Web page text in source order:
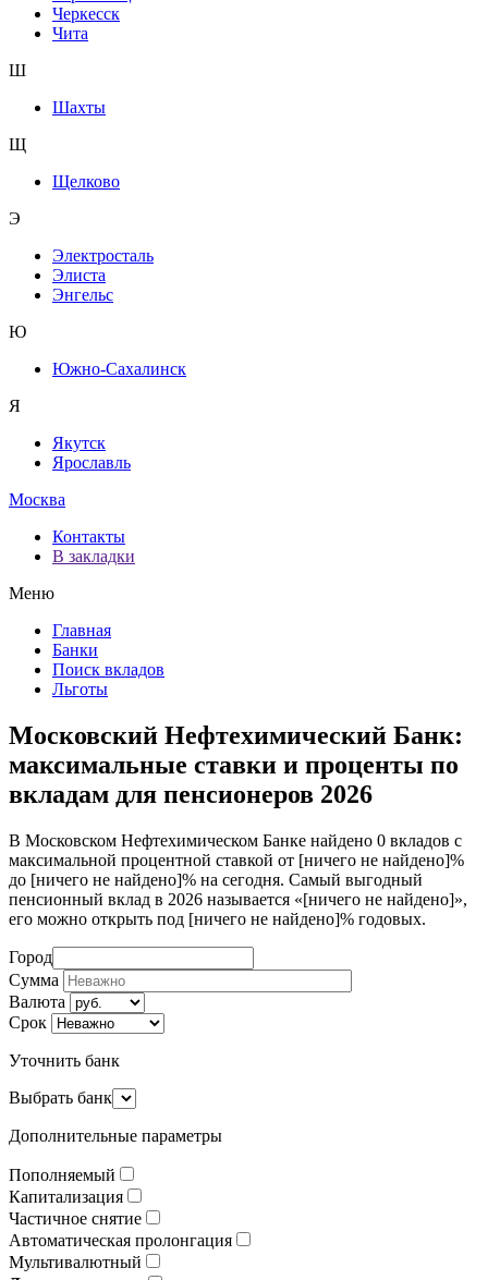
Черкесск
Чита
Ш
Шахты
Щ
Щелково
Э
Электросталь
Элиста
Энгельс
Ю
Южно-Сахалинск
Я
Якутск
Ярославль
Москва
Контакты
В закладки
Меню
Главная
Банки
Поиск вкладов
Льготы
Московский Нефтехимический Банк:
максимальные ставки и проценты по
вкладам для пенсионеров 2026
В Московском Нефтехимическом Банке найдено 0 вкладов с
максимальной процентной ставкой от [ничего не найдено]%
до [ничего не найдено]% на сегодня. Самый выгодный
пенсионный вклад в 2026 называется «[ничего не найдено]»,
его можно открыть под [ничего не найдено]% годовых.
Город
Сумма
Валюта
Срок
Уточнить банк
Выбрать банк
Дополнительные параметры
Пополняемый
Капитализация
Частичное снятие
Автоматическая пролонгация
Мультивалютный